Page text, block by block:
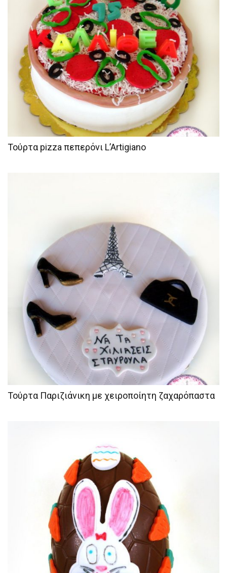
Τούρτα pizza πεπερόνι L’Artigiano
Τούρτα Παριζιάνικη με χειροποίητη ζαχαρόπαστα